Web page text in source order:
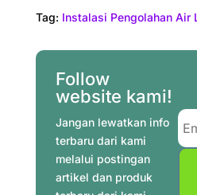
c
b
o
o
n
e
e
i
t
r
a
s
p
g
a
m
Tag: Instalasi Pengolahan Air
Follow
website kami!
Jangan lewatkan info
terbaru dari kami
melalui postingan
artikel dan produk